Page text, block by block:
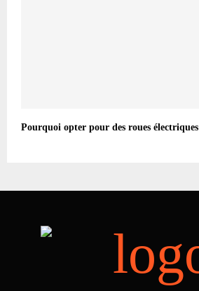
Pourquoi opter pour des roues électriques